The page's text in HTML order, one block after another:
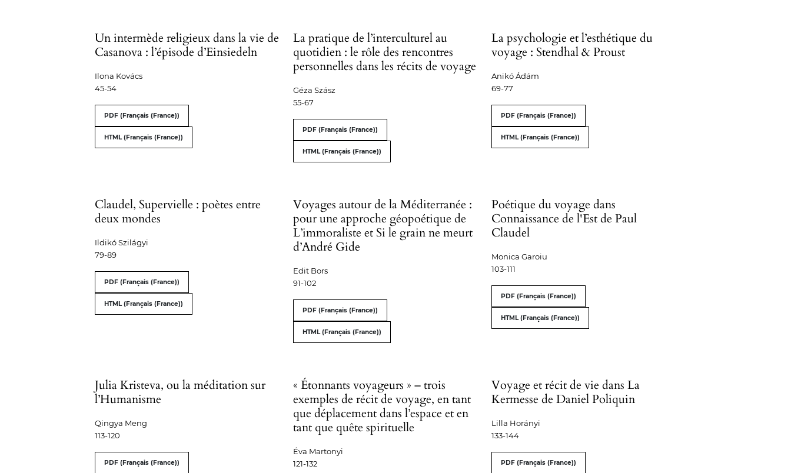
Un intermède religieux dans la vie de
Casanova : l’épisode d’Einsiedeln
Ilona Kovács
45-54
PDF (Français (France))
HTML (Français (France))
La pratique de l’interculturel au
quotidien : le rôle des rencontres
personnelles dans les récits de voyage
Géza Szász
55-67
PDF (Français (France))
HTML (Français (France))
La psychologie et l’esthétique du
voyage : Stendhal & Proust
Anikó Ádám
69-77
PDF (Français (France))
HTML (Français (France))
Claudel, Supervielle : poètes entre
deux mondes
Ildikó Szilágyi
79-89
PDF (Français (France))
HTML (Français (France))
Voyages autour de la Méditerranée :
pour une approche géopoétique de
L’immoraliste et Si le grain ne meurt
d’André Gide
Edit Bors
91-102
PDF (Français (France))
HTML (Français (France))
Poétique du voyage dans
Connaissance de l'Est de Paul
Claudel
Monica Garoiu
103-111
PDF (Français (France))
HTML (Français (France))
Julia Kristeva, ou la méditation sur
l’Humanisme
Qingya Meng
113-120
PDF (Français (France))
« Étonnants voyageurs » – trois
exemples de récit de voyage, en tant
que déplacement dans l’espace et en
tant que quête spirituelle
Éva Martonyi
121-132
Voyage et récit de vie dans La
Kermesse de Daniel Poliquin
Lilla Horányi
133-144
PDF (Français (France))